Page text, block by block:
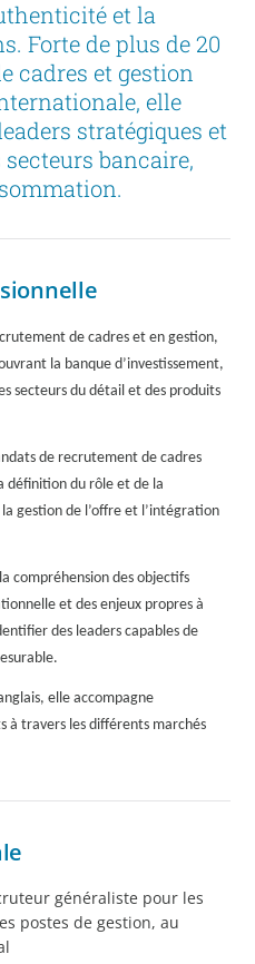
et la
Forte de plus de 20
cadres et gestion
elle
stratégiques et
bancaire,
de cadres et en gestion,
la banque d’investissement,
secteurs du détail et des produits
de recrutement de cadres
définition du rôle et de la
gestion de l’offre et l’intégration
compréhension des objectifs
et des enjeux propres à
des leaders capables de
elle accompagne
à travers les différents marchés
généraliste pour les
postes de gestion, au